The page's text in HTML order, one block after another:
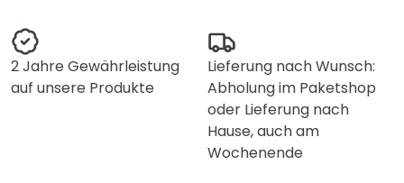
2 Jahre Gewährleistung
auf unsere Produkte
Lieferung nach Wunsch:
Abholung im Paketshop
oder Lieferung nach
Hause, auch am
Wochenende